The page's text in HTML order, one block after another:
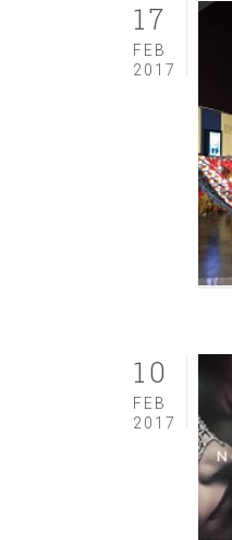
17
FEB
2017
10
FEB
2017